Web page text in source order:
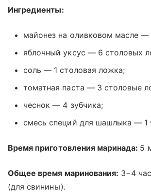
Ингредиенты:
майонез на оливковом масле —
яблочный уксус — 6 столовых
соль — 1 столовая ложка;
томатная паста — 3 столовые
чеснок — 4 зубчика;
смесь специй для шашлыка — 1
Время приготовления маринада: 5
Общее время маринования: 3−4
(для свинины).